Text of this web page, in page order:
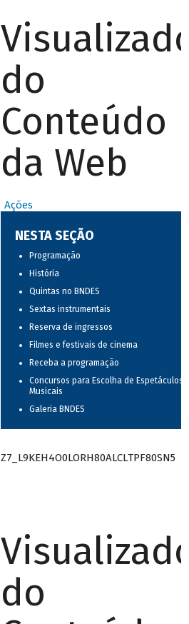
Visualizador
do
Conteúdo
da Web
Ações
NESTA SEÇÃO
Programação
História
Quintas no BNDES
Sextas instrumentais
Reserva de ingressos
Filmes e festivais de cinema
Receba a programação
Concursos para Escolha de Espetáculos
Musicais
Galeria BNDES
Z7_L9KEH4O0LORH80ALCLTPF80SN5
Visualizador
do